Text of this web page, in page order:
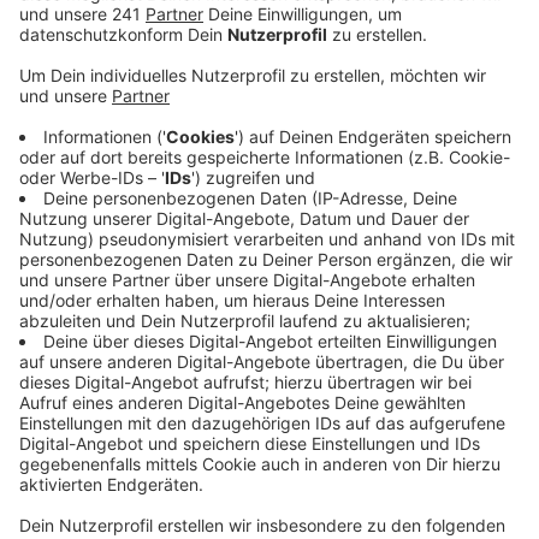
Region Rhein-Ruhr, zu der auch wir gehören, gilt
als aussichtsreichster deutscher Standort für
Olympia 2032.
Veröffentlicht:Dienstag, 04.08.2020 06:03
Anzeige
Die Parteien stehen einer Olympia-Bewerbung kritisch
gegenüber. Sie befürchten hohe Kosten für die eh
schon knappe Stadtkasse. Außerdem bezweifeln sie,
dass der Autobahn-Ausbau rund um Leverkusen bis
2032 so weit fertig ist, dass die Straßen dem
Besucher-Verkehr standhalten können. Sollte sich eine
Mehrheit in Leverkusen FÜR eine Olympia-Bewerbung
aussprechen, wünschen sich Linke, Piraten und “Die
PARTEI” aber, nicht nur den Frauenfußball in die
BayArena zu holen. Die Ostermann-Arena sollte vorher